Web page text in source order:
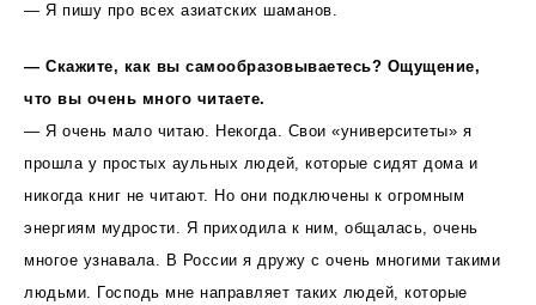
— Я пишу про всех азиатских шаманов.
— Скажите, как вы самообразовываетесь? Ощущение,
что вы очень много читаете.
— Я очень мало читаю. Некогда. Свои «университеты» я
прошла у простых аульных людей, которые сидят дома и
никогда книг не читают. Но они подключены к огромным
энергиям мудрости. Я приходила к ним, общалась, очень
многое узнавала. В России я дружу с очень многими такими
людьми. Господь мне направляет таких людей, которые